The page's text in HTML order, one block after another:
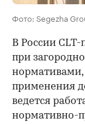
Фото: Segezha
В России
при
нормативами,
применения
ведется
нормативно-